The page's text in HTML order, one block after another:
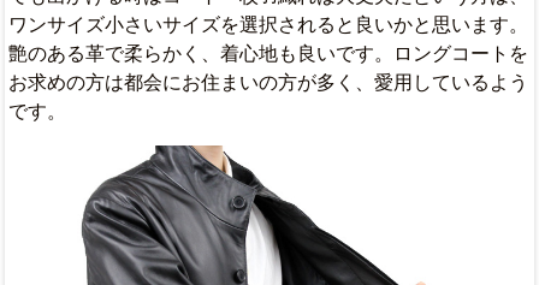
ワンサイズ小さいサイズを選択されると良いかと思います。
艶のある革で柔らかく、着心地も良いです。ロングコートを
お求めの方は都会にお住まいの方が多く、愛用しているよう
です。